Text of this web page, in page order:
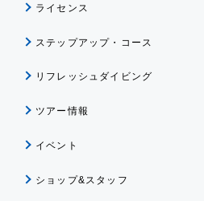
ライセンス
ステップアップ・コース
リフレッシュダイビング
ツアー情報
イベント
ショップ&スタッフ